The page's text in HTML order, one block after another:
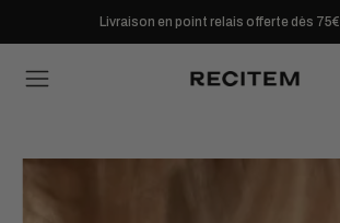
Livraison en point relais offerte dès